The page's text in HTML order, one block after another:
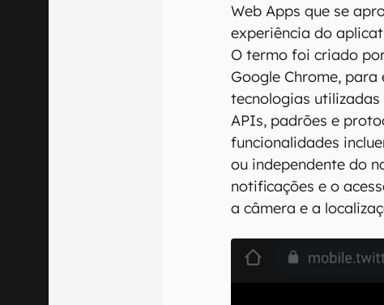
Web Apps que se
experiência do
O termo foi criado
Google Chrome,
tecnologias
APIs, padrões e
funcionalidades
ou independente do
notificações e o
a câmera e a